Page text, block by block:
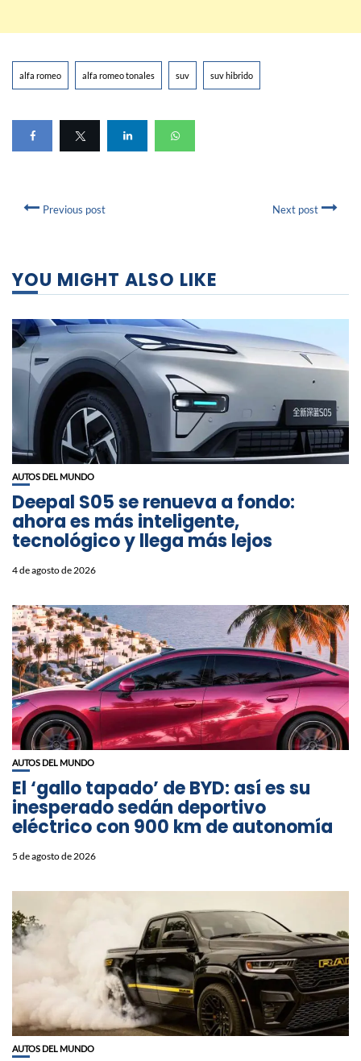
alfa romeo alfa romeo tonales suv suv hibrido
Previous post Next post
YOU MIGHT ALSO LIKE
AUTOS DEL MUNDO
Deepal S05 se renueva a fondo:
ahora es más inteligente,
tecnológico y llega más lejos
4 de agosto de 2026
AUTOS DEL MUNDO
El ‘gallo tapado’ de BYD: así es su
inesperado sedán deportivo
eléctrico con 900 km de autonomía
5 de agosto de 2026
AUTOS DEL MUNDO